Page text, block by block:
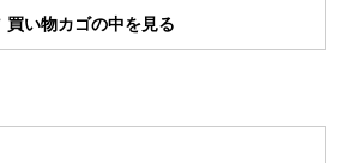
買い物カゴの中を見る